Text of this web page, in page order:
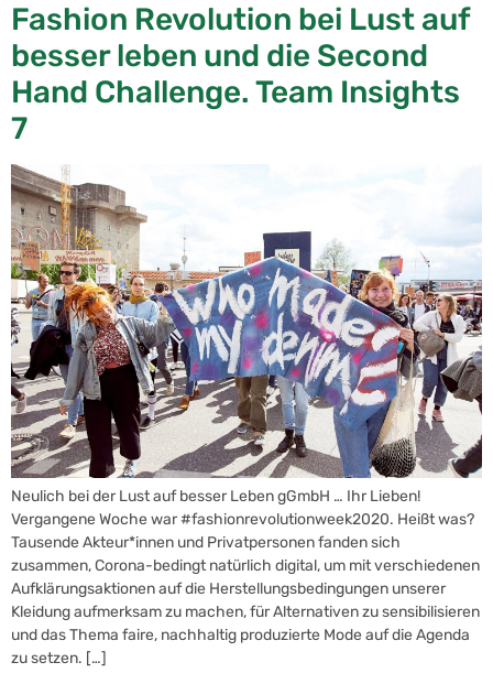
Fashion Revolution bei Lust auf
besser leben und die Second
Hand Challenge. Team Insights
7
Neulich bei der Lust auf besser Leben gGmbH … Ihr Lieben!
Vergangene Woche war #fashionrevolutionweek2020. Heißt was?
Tausende Akteur*innen und Privatpersonen fanden sich
zusammen, Corona-bedingt natürlich digital, um mit verschiedenen
Aufklärungsaktionen auf die Herstellungsbedingungen unserer
Kleidung aufmerksam zu machen, für Alternativen zu sensibilisieren
und das Thema faire, nachhaltig produzierte Mode auf die Agenda
zu setzen. […]